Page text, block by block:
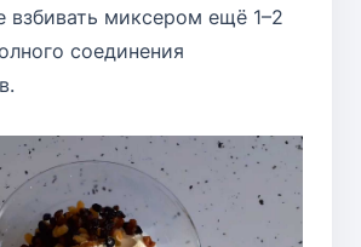
взбивать миксером ещё 1–2
соединения